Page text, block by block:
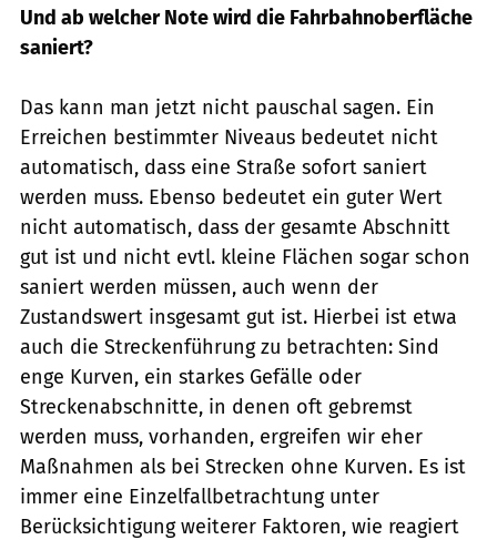
Und ab welcher Note wird die Fahrbahnoberfläche
saniert?
Das kann man jetzt nicht pauschal sagen. Ein
Erreichen bestimmter Niveaus bedeutet nicht
automatisch, dass eine Straße sofort saniert
werden muss. Ebenso bedeutet ein guter Wert
nicht automatisch, dass der gesamte Abschnitt
gut ist und nicht evtl. kleine Flächen sogar schon
saniert werden müssen, auch wenn der
Zustandswert insgesamt gut ist. Hierbei ist etwa
auch die Streckenführung zu betrachten: Sind
enge Kurven, ein starkes Gefälle oder
Streckenabschnitte, in denen oft gebremst
werden muss, vorhanden, ergreifen wir eher
Maßnahmen als bei Strecken ohne Kurven. Es ist
immer eine Einzelfallbetrachtung unter
Berücksichtigung weiterer Faktoren, wie reagiert